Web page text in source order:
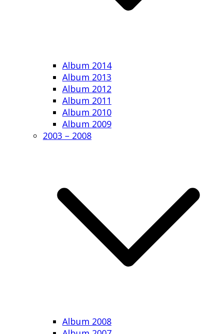
Album 2014
Album 2013
Album 2012
Album 2011
Album 2010
Album 2009
2003 – 2008
Album 2008